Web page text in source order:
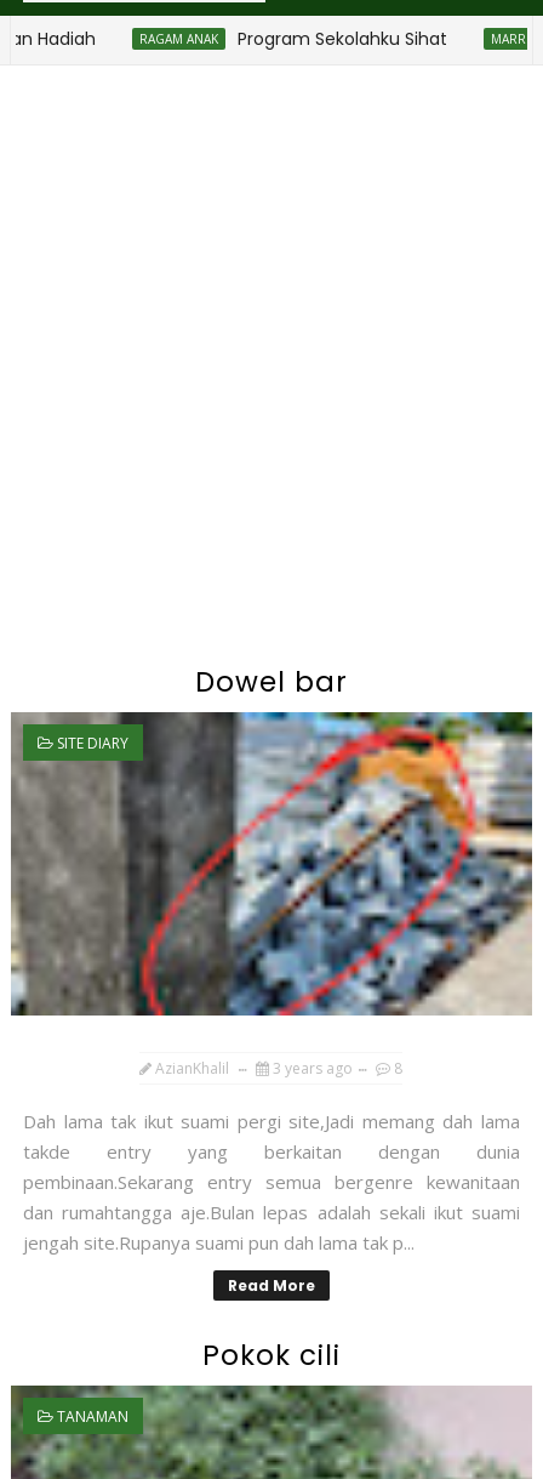
RAGAM ANAK Program Sekolahku Sihat MARRIAGE WORLD
Dowel bar
SITE DIARY
AzianKhalil 3 years ago 8
Dah lama tak ikut suami pergi site,Jadi memang dah lama
takde entry yang berkaitan dengan dunia
pembinaan.Sekarang entry semua bergenre kewanitaan
dan rumahtangga aje.Bulan lepas adalah sekali ikut suami
jengah site.Rupanya suami pun dah lama tak p...
Read More
Pokok cili
TANAMAN